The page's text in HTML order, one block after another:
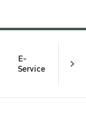
E-
Service